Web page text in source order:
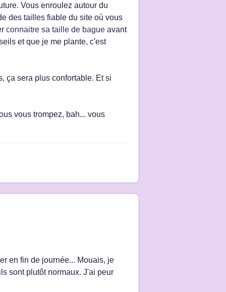
Vous enroulez autour du
des tailles fiable du site où vous
connaitre sa taille de bague avant
et que je me plante, c'est
ça sera plus confortable. Et si
vous trompez, bah... vous
en fin de journée... Mouais, je
sont plutôt normaux. J'ai peur